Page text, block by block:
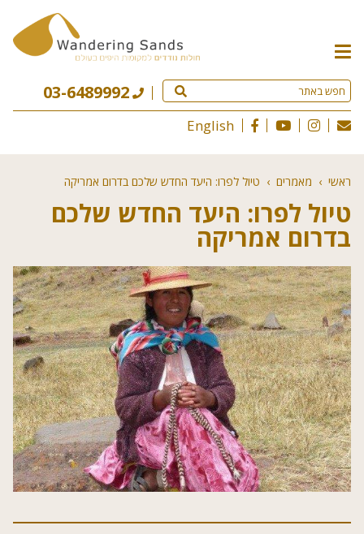
תפריט
האתר
03-6489992
English
ראשי › מאמרים › טיול לפרו: היעד החדש שלכם בדרום אמריקה
טיול לפרו: היעד החדש שלכם
בדרום אמריקה